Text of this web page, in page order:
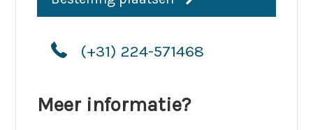
(+31) 224-571468
Meer informatie?